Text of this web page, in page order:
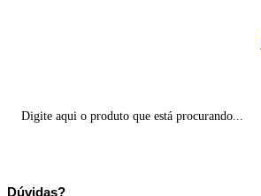
Dúvidas?